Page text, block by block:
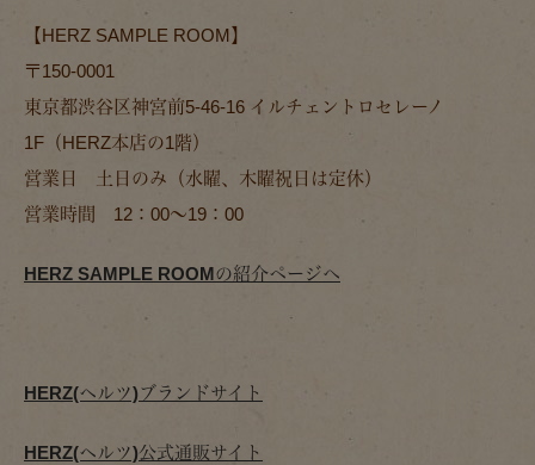
【HERZ SAMPLE ROOM】
〒150-0001
東京都渋谷区神宮前5-46-16 イルチェントロセレーノ
1F（HERZ本店の1階）
営業日 土日のみ（水曜、木曜祝日は定休）
営業時間 12：00〜19：00
HERZ SAMPLE ROOMの紹介ページへ
HERZ(ヘルツ)ブランドサイト
HERZ(ヘルツ)公式通販サイト